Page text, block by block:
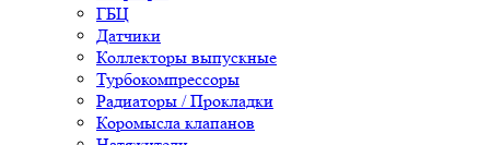
ГБЦ
Датчики
Коллекторы выпускные
Турбокомпрессоры
Радиаторы / Прокладки
Коромысла клапанов